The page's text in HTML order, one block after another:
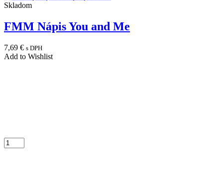
Skladom
FMM Nápis You and Me
7,69 € s DPH
Add to Wishlist